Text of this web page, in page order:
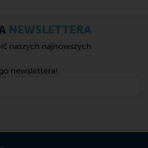
NEWSLETTERA
naszych najnowszych
newslettera!